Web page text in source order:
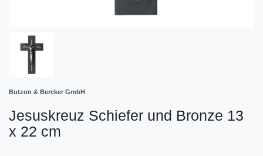
Butzon & Bercker GmbH
Jesuskreuz Schiefer und Bronze 13
x 22 cm